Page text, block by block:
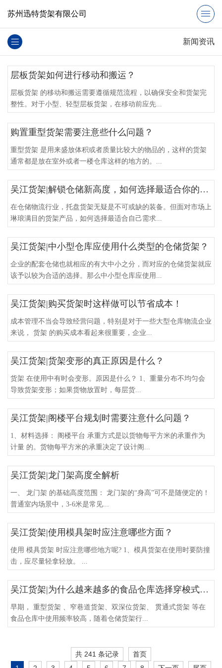
苏州迅特货架有限公司
新闻资讯
层板货架如何进行移动和搬运？
层板货架 的移动和搬运需要遵循规范流程，以确保安全和货架完
整性。对于小型、轻型层板货架，在移动前应先...
购置重型货架需要注意些什么问题？
重型货架 是用来盛放体积或者质量比较大的物品的，这样的货架
通常都是放在室外或者一楼仓库这样的地方的。...
吴江货架|解锁仓储新高度，如何选择最适合你的托盘货架？
在仓储物流行业，托盘货架无疑是不可或缺的装备。但面对市场上
琳琅满目的货架产品，如何选择最适合自己需求...
吴江货架|中小型仓库应使用什么类型的仓储货架？
企业的配套仓储也就相应的有大中小之分，而对应的仓储货架就应
该予以较为合适的选择。那么中小型仓库应使用...
吴江货架|购买货架时这样做可以节省成本！
成本管理不当会导致经营问题，特别是对于一些大型仓库物流企业
来说， 货架 的购买成本看起来很重要，企业...
吴江货架|货架变形的真正原因是什么？
货架 在使用中有时会变形。原因是什么？ 1、重量分布不均匀会
导致货架变形；如果货物放置时，每层货...
吴江货架|阁楼平台规划时需要注意什么问题？
1、材料选择： 阁楼平台 承重方式是以货物每平方米的承重作为
计量 的。货物每平方米的承重决定了设计阁...
吴江货架|龙门架高度全解析
一、 龙门架 的基础高度范围： 龙门架的“身高”可不是随便定的！
普通室内场景中，3-6米是常见...
吴江货架|使用模具架时应注意哪些方面？
使用 模具货架 时应注意哪些地方呢? 1、模具货架在使用时要防撞
击，应尽量轻拿轻放。 ...
吴江货架|为什么越来越多的食品仓库选择穿梭式货架
早期， 重型货架 、窄巷道货架、双深位货架、 贯通式货架 等在
食品仓库中使用频率较高，随着仓储货架行...
共 241 条记录
首页